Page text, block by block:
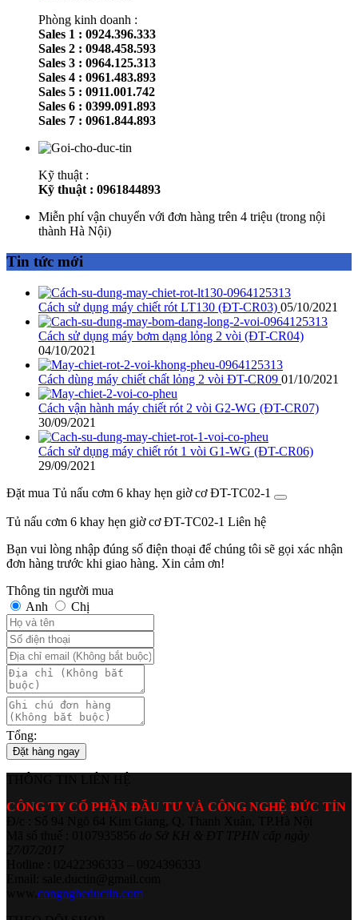
Phòng kinh doanh :
Sales 1 : 0924.396.333
Sales 2 : 0948.458.593
Sales 3 : 0964.125.313
Sales 4 : 0961.483.893
Sales 5 : 0911.001.742
Sales 6 : 0399.091.893
Sales 7 : 0961.844.893
Kỹ thuật :
Kỹ thuật : 0961844893
Miễn phí vận chuyển với đơn hàng trên 4 triệu (trong nội
thành Hà Nội)
Tin tức mới
Cách sử dụng máy chiết rót LT130 (ĐT-CR03) 05/10/2021
Cách sử dụng máy bơm dạng lỏng 2 vòi (ĐT-CR04)
04/10/2021
Cách dùng máy chiết chất lỏng 2 vòi ĐT-CR09 01/10/2021
Cách vận hành máy chiết rót 2 vòi G2-WG (ĐT-CR07)
30/09/2021
Cách sử dụng máy chiết rót 1 vòi G1-WG (ĐT-CR06)
29/09/2021
Đặt mua Tủ nấu cơm 6 khay hẹn giờ cơ ĐT-TC02-1
Tủ nấu cơm 6 khay hẹn giờ cơ ĐT-TC02-1 Liên hệ
Bạn vui lòng nhập đúng số điện thoại để chúng tôi sẽ gọi xác nhận
đơn hàng trước khi giao hàng. Xin cảm ơn!
Thông tin người mua
Anh
Chị
Tổng:
Đặt hàng ngay
CÔNG TY CỔ PHẦN ĐẦU TƯ VÀ CÔNG NGHỆ ĐỨC TÍN
congngheductin.com